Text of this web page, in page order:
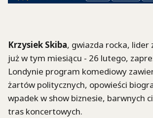
Krzysiek Skiba, gwiazda rocka, lider
już w tym miesiącu - 26 lutego,
Londynie program komediowy
żartów politycznych, opowieści
wpadek w show biznesie, barwnych
tras koncertowych.